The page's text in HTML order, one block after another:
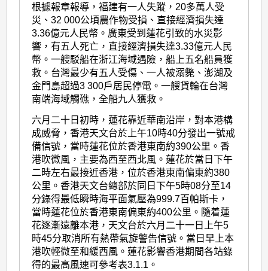
根據報章報導，福建有一人失蹤，20多萬人受
災、32 000公頃農作物受損、直接經濟損失達
3.36億元人民幣。廣東受到蓮花引致的水災影
響，有五人死亡，直接經濟損失達3.33億元人民
幣。一艘駁船在浙江海域遇險，船上五名船員獲
救。台灣最少有五人受傷、一人被溺斃、澎湖及
金門島超過3 300戶居民停電。一艘貨輪在台灣
南端海域觸礁，全船九人獲救。
六月二十日初時，蓮花靠近華南沿岸，對本港構
成威脅，香港天文台於上午10時40分發出一號戒
備信號，當時蓮花位於香港東南約390公里。香
港吹微風，主要為西至西北風。蓮花於當日下午
二時左右最接近香港，位於香港東南偏東約380
公里。香港天文台總部於同日下午5時08分至14
分錄得最低瞬時海平面氣壓為999.7百帕斯卡，
當時蓮花位於香港東南偏東約400公里。隨着蓮
花逐漸遠離本港，天文台於六月二十一日上午5
時45分取消所有熱帶氣旋警告信號。當日早上本
港吹輕微至和緩西風。蓮花影響香港期間各站錄
得的最高風速可參考表3.1.1。